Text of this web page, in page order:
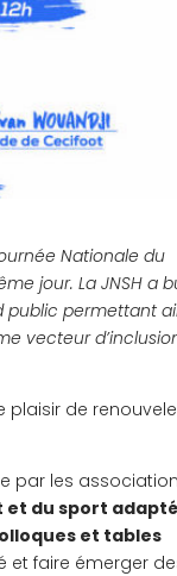
Nationale du
jour. La JNSH a
public permettant
vecteur
plaisir de
par les
du sport adapté
et tables
et faire émerger